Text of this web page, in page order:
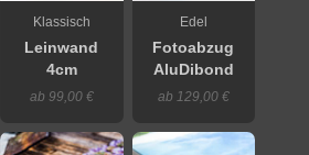
Klassisch
Leinwand
4cm
ab 99,00 €
Edel
Fotoabzug
AluDibond
ab 129,00 €